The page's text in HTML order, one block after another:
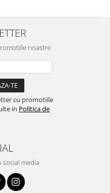
noastre
cu promotiile
in Politica de
social media